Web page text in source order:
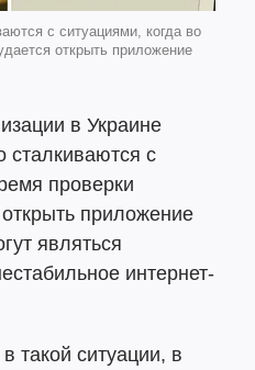
с ситуациями, когда во
открыть приложение
в Украине
сталкиваются с
проверки
приложение
являться
интернет-
такой ситуации, в